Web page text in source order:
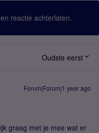
reactie achterlaten.
Oudste eerst
Forum|Forum|1 year ago
graag met je mee wat er